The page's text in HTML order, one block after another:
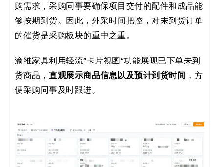
购需求，采购同事要确保项目交付的配件和成品能
够按期到货。因此，外采时间把控，对未到货订单
的催货是采购板块的重中之重。
渝维家具利用轻流“卡片视图”功能展现已下单未到
货商品， 直观展示商品信息以及预计到货时间 ，方
便采购同事及时跟进。